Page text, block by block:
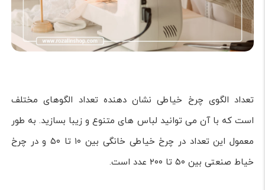
تعداد الگوی چرخ خیاطی نشان دهنده تعداد الگوهای مختلف
است که با آن می توانید لباس های متنوع و زیبا بسازید. به طور
معمول این تعداد در چرخ خیاطی خانگی بین ۱۰ تا ۵۰ و در چرخ
خیاط صنعتی بین ۵۰ تا ۲۰۰ عدد است.